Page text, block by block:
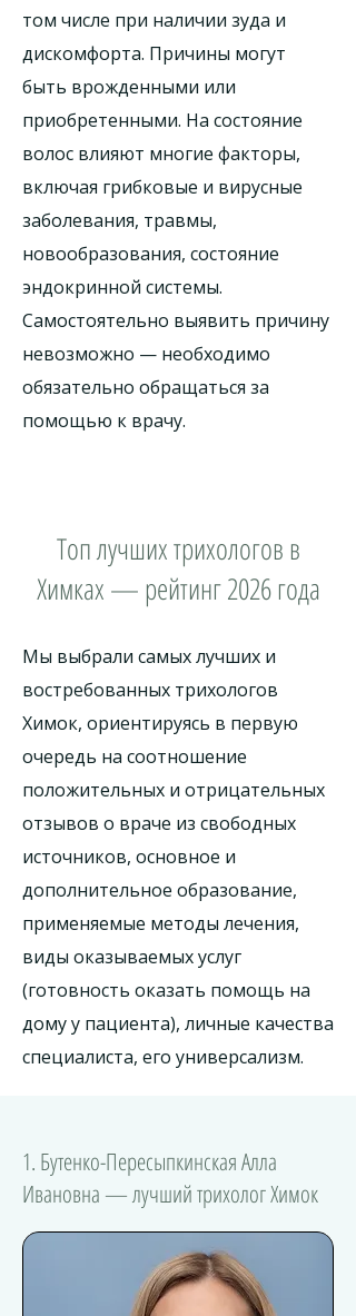
том числе при наличии зуда и
дискомфорта. Причины могут
быть врожденными или
приобретенными. На состояние
волос влияют многие факторы,
включая грибковые и вирусные
заболевания, травмы,
новообразования, состояние
эндокринной системы.
Самостоятельно выявить причину
невозможно — необходимо
обязательно обращаться за
помощью к врачу.
Топ лучших трихологов в
Химках — рейтинг 2026 года
Мы выбрали самых лучших и
востребованных трихологов
Химок, ориентируясь в первую
очередь на соотношение
положительных и отрицательных
отзывов о враче из свободных
источников, основное и
дополнительное образование,
применяемые методы лечения,
виды оказываемых услуг
(готовность оказать помощь на
дому у пациента), личные качества
специалиста, его универсализм.
1. Бутенко-Пересыпкинская Алла
Ивановна — лучший трихолог Химок